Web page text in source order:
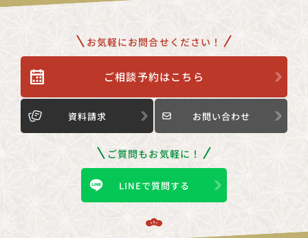
お気軽にお問合せください！
ご相談予約はこちら
資料請求 お問い合わせ
ご質問もお気軽に！
LINEで質問する